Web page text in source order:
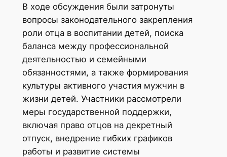
В ходе обсуждения были затронуты
вопросы законодательного закрепления
роли отца в воспитании детей, поиска
баланса между профессиональной
деятельностью и семейными
обязанностями, а также формирования
культуры активного участия мужчин в
жизни детей. Участники рассмотрели
меры государственной поддержки,
включая право отцов на декретный
отпуск, внедрение гибких графиков
работы и развитие системы